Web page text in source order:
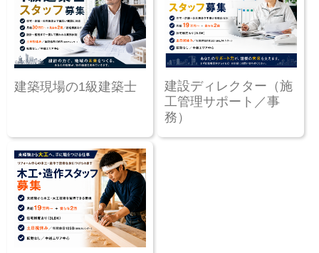
建築現場の1級建築士
建設ディレクター（施
工管理サポート／事
務）